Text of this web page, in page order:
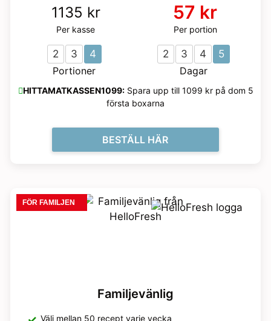
1135 kr
Per kasse
57 kr
Per portion
2 3
4
Portioner
2 3 4
5
Dagar
HITTAMATKASSEN1099:Spara upp till 1099 kr på dom 5
första boxarna
BESTÄLL HÄR
FÖR FAMILJEN
Familjevänlig
Välj mellan 50 recept varje vecka